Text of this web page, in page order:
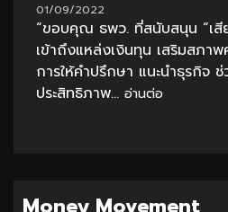
01/09/2022
“ขอบคุณ ธพว. ที่สนับสนุน “เสี
เข้าถึงแหล่งเงินทุน เสริมสภา
การให้คำปรึกษา แนะนำธุรกิจ ช่
ประสิทธิภาพ... อ่านต่อ
Money Movement